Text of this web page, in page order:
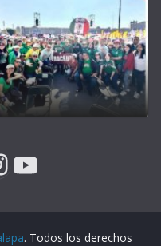
YouTube
. Todos los derechos